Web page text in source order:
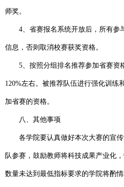
师奖。
4 、省赛报名系统开放后，所有
信息，否则取消校赛获奖资格。
5 、按照分组排名推荐参加省赛
120%左右。被推荐队伍进行强化训练
加省赛的资格。
八、其他事项
各学院要认真做好本次大赛的宣
队参赛，鼓励教师将科技成果产业化
数量未达到最低指标要求的学院将酌